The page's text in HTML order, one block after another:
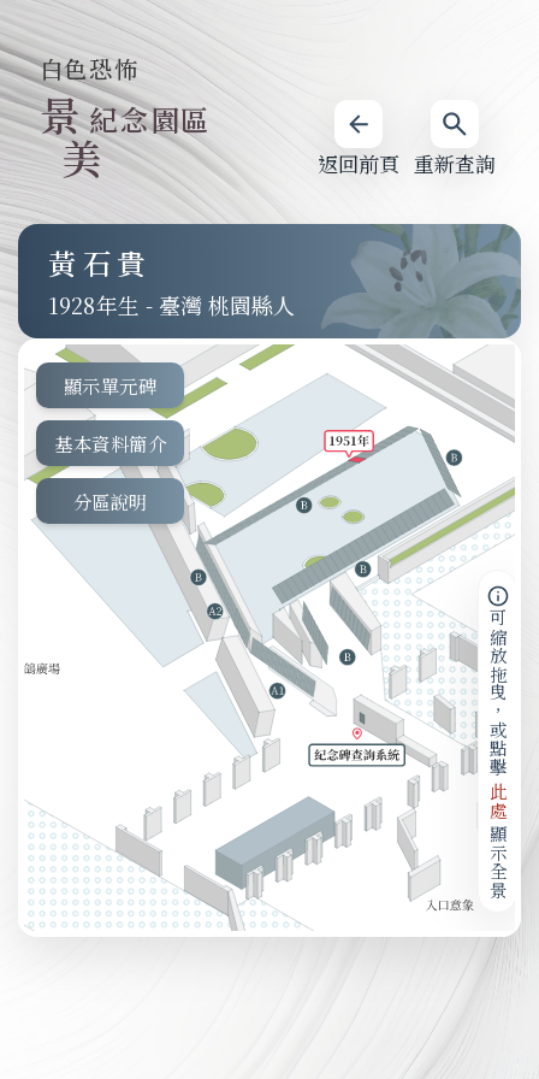
重新查詢
返回前頁
白色恐怖
景
美
紀念園區
黃石貴
1928 - 臺灣 桃園縣人
顯示單元碑
基本資料簡介
分區說明
可縮放拖曳，或點擊
此處
顯示全景